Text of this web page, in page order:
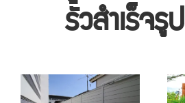
รั้วสำเร็จรูป